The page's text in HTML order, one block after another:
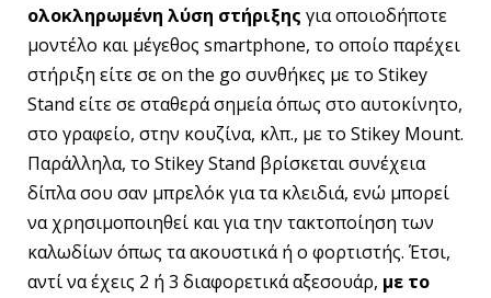
ολοκληρωμένη λύση στήριξης για οποιοδήποτε
μοντέλο και μέγεθος smartphone, το οποίο παρέχει
στήριξη είτε σε on the go συνθήκες με το Stikey
Stand είτε σε σταθερά σημεία όπως στο αυτοκίνητο,
στο γραφείο, στην κουζίνα, κλπ., με το Stikey Mount.
Παράλληλα, το Stikey Stand βρίσκεται συνέχεια
δίπλα σου σαν μπρελόκ για τα κλειδιά, ενώ μπορεί
να χρησιμοποιηθεί και για την τακτοποίηση των
καλωδίων όπως τα ακουστικά ή ο φορτιστής. Έτσι,
αντί να έχεις 2 ή 3 διαφορετικά αξεσουάρ, με το